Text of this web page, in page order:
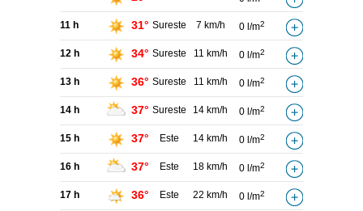
11 h 31° Sureste 7 km/h 0 l/m2
12 h 34° Sureste 11 km/h 0 l/m2
13 h 36° Sureste 11 km/h 0 l/m2
14 h 37° Sureste 14 km/h 0 l/m2
15 h 37° Este 14 km/h 0 l/m2
16 h 37° Este 18 km/h 0 l/m2
17 h 36° Este 22 km/h 0 l/m2